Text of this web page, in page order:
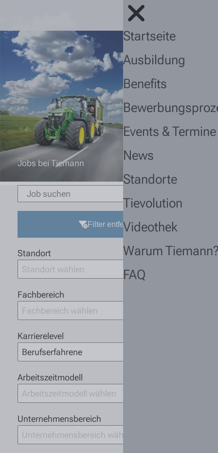
Startseite
Ausbildung
Benefits
Events & Termine
News
Standorte
Tievolution
Videothek
Warum
FAQ
Jobs bei Tiemann
Filter entfernen
Standort
Standort wählen
Fachbereich
Fachbereich wählen
Karrierelevel
Berufserfahrene
Arbeitszeitmodell
Arbeitszeitmodell wählen
Unternehmensbereich
Unternehmensbereich wählen